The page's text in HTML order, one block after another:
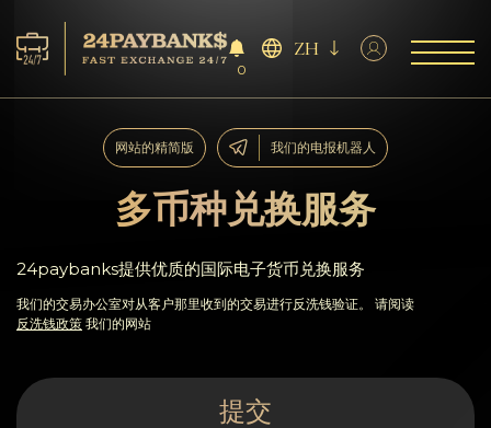
服务
合作伙伴
反馈
规则
0
ZH
多币种兑换服务
网站的精简版 我们的电报机器人
24paybanks提供优质的国际电子货币兑换服务
我们的交易办公室对从客户那里收到的交易进行反洗钱验证。 请阅读
反洗钱政策 我们的网站
提交